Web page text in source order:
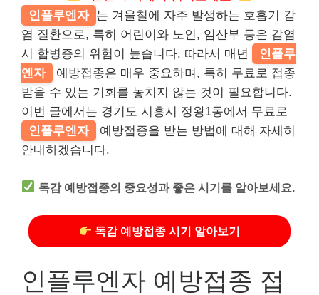
인플루엔자 는 겨울철에 자주 발생하는 호흡기 감
염 질환으로, 특히 어린이와 노인, 임산부 등은 감염
시 합병증의 위험이 높습니다. 따라서 매년
인플루
엔자
예방접종은 매우 중요하며, 특히 무료로 접종
받을 수 있는 기회를 놓치지 않는 것이 필요합니다.
이번 글에서는 경기도 시흥시 정왕1동에서 무료로
인플루엔자
예방접종을 받는 방법에 대해 자세히
안내하겠습니다.
독감 예방접종의 중요성과 좋은 시기를 알아보세요.
독감 예방접종 시기 알아보기
인플루엔자 예방접종 접